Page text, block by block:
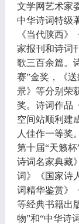
文学网艺术家
中华诗词特级
《当代陕西
家报刊和诗词
歌三百余篇。
赛”金奖，《
景》等分别荣
奖。诗词作品
空间站顺利建
人佳作一等奖
第十届“天籁
诗词名家典藏
词》《国家诗
词精华鉴赏》
等经典书籍出
物”和“中华诗